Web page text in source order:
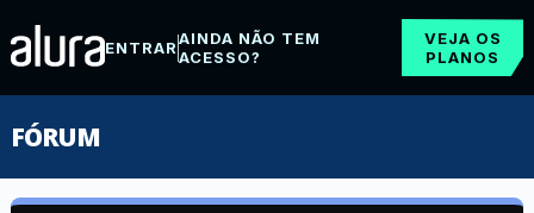
ENTRARAINDA NÃO TEM
ACESSO?
VEJA OS
PLANOS
FÓRUM